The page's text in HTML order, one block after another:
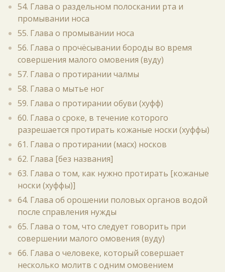
54. Глава о раздельном полоскании рта и
промывании носа
55. Глава о промывании носа
56. Глава о прочёсывании бороды во время
совершения малого омовения (вуду)
57. Глава о протирании чалмы
58. Глава о мытье ног
59. Глава о протирании обуви (хуфф)
60. Глава о сроке, в течение которого
разрешается протирать кожаные носки (хуффы)
61. Глава о протирании (масх) носков
62. Глава [без названия]
63. Глава о том, как нужно протирать [кожаные
носки (хуффы)]
64. Глава об орошении половых органов водой
после справления нужды
65. Глава о том, что следует говорить при
совершении малого омовения (вуду)
66. Глава о человеке, который совершает
несколько молитв с одним омовением